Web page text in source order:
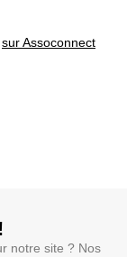
sur Assoconnect
notre site ? Nos